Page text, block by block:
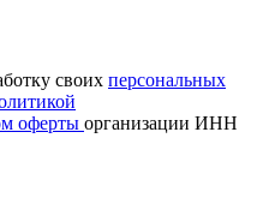
своих персональных
оферты организации ИНН